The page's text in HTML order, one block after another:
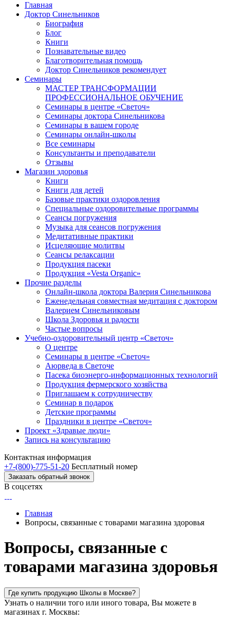
Главная
Доктор Синельников
Биография
Блог
Книги
Познавательные видео
Благотворительная помощь
Доктор Синельников рекомендует
Семинары
МАСТЕР ТРАНСФОРМАЦИИ
ПРОФЕССИОНАЛЬНОЕ ОБУЧЕНИЕ
Семинары в центре «Светоч»
Семинары доктора Синельникова
Семинары в вашем городе
Семинары онлайн-школы
Все семинары
Консультанты и преподаватели
Отзывы
Магазин здоровья
Книги
Книги для детей
Базовые практики оздоровления
Специальные оздоровительные программы
Сеансы погружения
Музыка для сеансов погружения
Медитативные практики
Исцеляющие молитвы
Сеансы релаксации
Продукция пасеки
Продукция «Vesta Organic»
Прочие разделы
Онлайн-школа доктора Валерия Синельникова
Еженедельная совместная медитация с доктором
Валерием Синельниковым
Школа Здоровья и радости
Частые вопросы
Учебно-оздоровительный центр «Светоч»
О центре
Семинары в центре «Светоч»
Аюрведа в Светоче
Пасека биоэнерго-информационных технологий
Продукция фермерского хозяйства
Приглашаем к сотрудничеству
Семинар в подарок
Детские программы
Праздники в центре «Светоч»
Проект «Здравые люди»
Запись на консультацию
Контактная информация
+7-(800)-775-51-20 Бесплатный номер
Заказать обратный звонок
В соцсетях
Главная
Вопросы, связанные с товарами магазина здоровья
Вопросы, связанные с
товарами магазина здоровья
Где купить продукцию Школы в Москве?
Узнать о наличии того или иного товара, Вы можете в
магазинах г. Москвы: